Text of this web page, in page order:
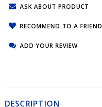
ASK ABOUT PRODUCT
RECOMMEND TO A FRIEND
ADD YOUR REVIEW
DESCRIPTION